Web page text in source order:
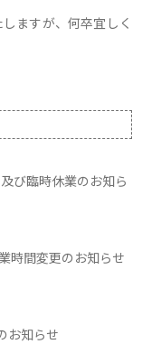
ますが、何卒宜しく
び臨時休業のお知ら
時間変更のお知らせ
お知らせ